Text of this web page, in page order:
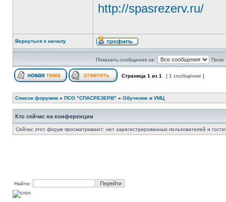
http://spasrezerv.ru/
Вернуться к началу
Показать сообщения за: Поле
Страница 1 из 1 [ 1 сообщение ]
Список форумов » ПСО "СПАСРЕЗЕРВ" » Обучение в УМЦ
Кто сейчас на конференции
Сейчас этот форум просматривают: нет зарегистрированных пользователей и
Найти: